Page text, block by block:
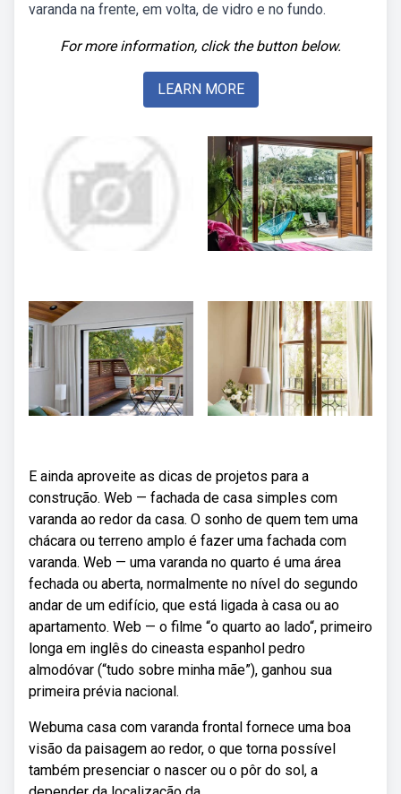
varanda na frente, em volta, de vidro e no fundo.
For more information, click the button below.
LEARN MORE
E ainda aproveite as dicas de projetos para a
construção. Web — fachada de casa simples com
varanda ao redor da casa. O sonho de quem tem uma
chácara ou terreno amplo é fazer uma fachada com
varanda. Web — uma varanda no quarto é uma área
fechada ou aberta, normalmente no nível do segundo
andar de um edifício, que está ligada à casa ou ao
apartamento. Web — o filme “o quarto ao lado“, primeiro
longa em inglês do cineasta espanhol pedro
almodóvar (“tudo sobre minha mãe”), ganhou sua
primeira prévia nacional.
Webuma casa com varanda frontal fornece uma boa
visão da paisagem ao redor, o que torna possível
também presenciar o nascer ou o pôr do sol, a